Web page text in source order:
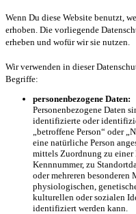
Wenn Du diese Website benutzt,
erhoben. Die vorliegende
erheben und wofür wir sie nutzen.
Wir verwenden in dieser
Begriffe:
personenbezogene Daten:
Personenbezogene Daten
identifizierte oder
„betroffene Person“ oder
eine natürliche Person
mittels Zuordnung zu einer
Kennnummer, zu
oder mehreren besonderen
physiologischen,
kulturellen oder sozialen
identifiziert werden kann.